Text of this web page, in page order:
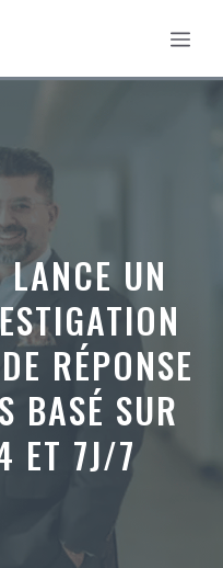
UN
RÉPONSE
BASÉ SUR
ET 7J/7